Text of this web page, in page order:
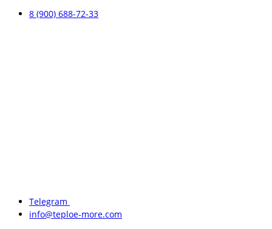
8 (900) 688-72-33
Telegram
info@teploe-more.com